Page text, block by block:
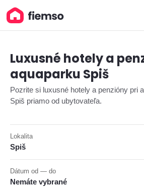
Luxusné hotely a
aquaparku Spiš
Pozrite si luxusné hotely a penzióny pri
Spiš priamo od ubytovateľa.
Lokalita
Spiš
Dátum od — do
Nemáte vybrané